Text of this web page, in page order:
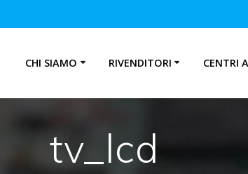
CHI SIAMO RIVENDITORI CENTRI
tv_lcd